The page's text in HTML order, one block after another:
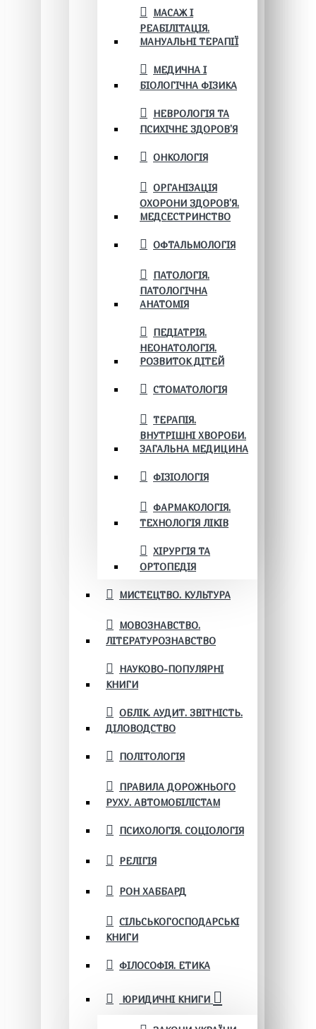
МАСАЖ І
РЕАБІЛІТАЦІЯ.
МАНУАЛЬНІ ТЕРАПІЇ
МЕДИЧНА І
БІОЛОГІЧНА ФІЗИКА
НЕВРОЛОГІЯ ТА
ПСИХІЧНЕ ЗДОРОВ’Я
ОНКОЛОГІЯ
ОРГАНІЗАЦІЯ
ОХОРОНИ ЗДОРОВ'Я.
МЕДСЕСТРИНСТВО
ОФТАЛЬМОЛОГІЯ
ПАТОЛОГІЯ.
ПАТОЛОГІЧНА
АНАТОМІЯ
ПЕДІАТРІЯ.
НЕОНАТОЛОГІЯ.
РОЗВИТОК ДІТЕЙ
СТОМАТОЛОГІЯ
ТЕРАПІЯ.
ВНУТРІШНІ ХВОРОБИ.
ЗАГАЛЬНА МЕДИЦИНА
ФІЗІОЛОГІЯ
ФАРМАКОЛОГІЯ.
ТЕХНОЛОГІЯ ЛІКІВ
ХІРУРГІЯ ТА
ОРТОПЕДІЯ
МИСТЕЦТВО. КУЛЬТУРА
МОВОЗНАВСТВО.
ЛІТЕРАТУРОЗНАВСТВО
НАУКОВО-ПОПУЛЯРНІ
КНИГИ
ОБЛІК. АУДИТ. ЗВІТНІСТЬ.
ДІЛОВОДСТВО
ПОЛІТОЛОГІЯ
ПРАВИЛА ДОРОЖНЬОГО
РУХУ. АВТОМОБІЛІСТАМ
ПСИХОЛОГІЯ. СОЦІОЛОГІЯ
РЕЛІГІЯ
РОН ХАББАРД
СІЛЬСЬКОГОСПОДАРСЬКІ
КНИГИ
ФІЛОСОФІЯ. ЕТИКА
ЮРИДИЧНІ КНИГИ